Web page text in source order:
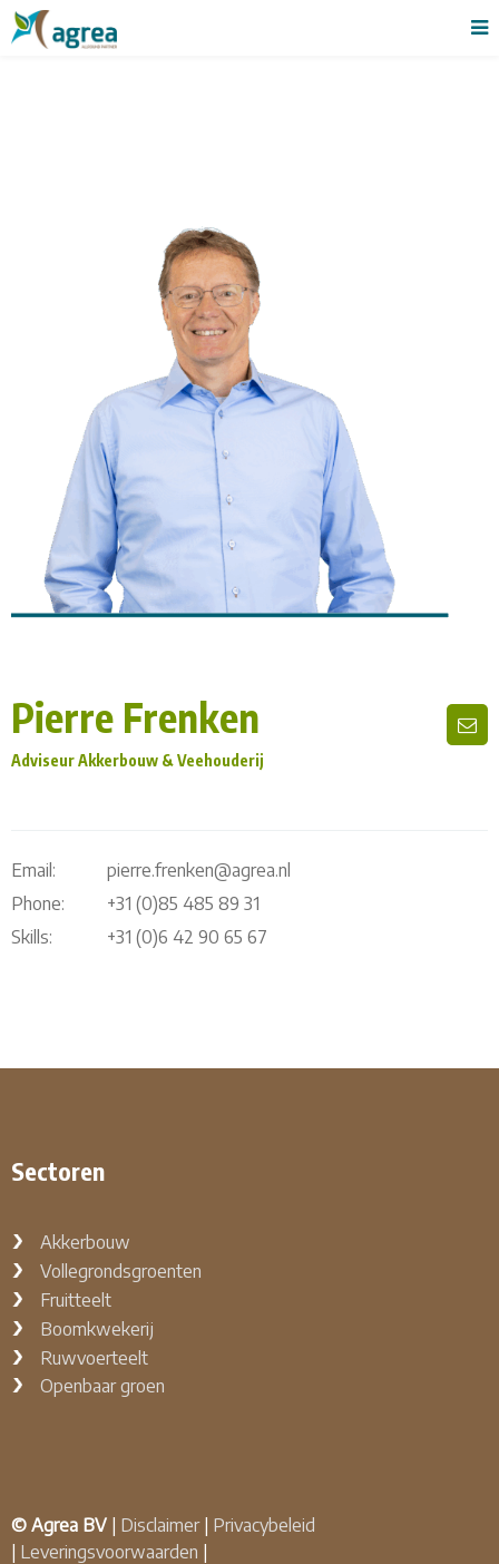
Pierre Frenken
Adviseur Akkerbouw & Veehouderij
Email:
pierre.frenken@agrea.nl
Phone:
+31 (0)85 485 89 31
Skills:
+31 (0)6 42 90 65 67
Sectoren
Akkerbouw
Vollegrondsgroenten
Fruitteelt
Boomkwekerij
Ruwvoerteelt
Openbaar groen
© Agrea BV Disclaimer| Privacybeleid
Leveringsvoorwaarden